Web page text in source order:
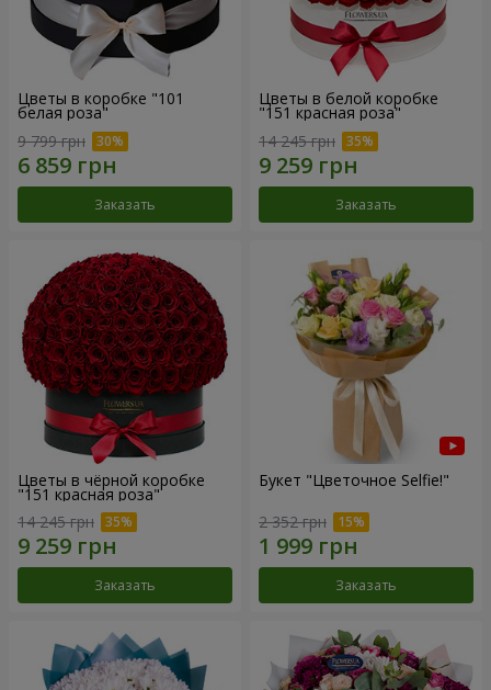
Цветы в коробке "101
белая роза"
9 799 грн
Заказать
Цветы в белой коробке
"151 красная роза"
14 245 грн
Заказать
Цветы в чёрной коробке
"151 красная роза"
14 245 грн
Заказать
Букет "Цветочное Selfie!"
2 352 грн
Заказать